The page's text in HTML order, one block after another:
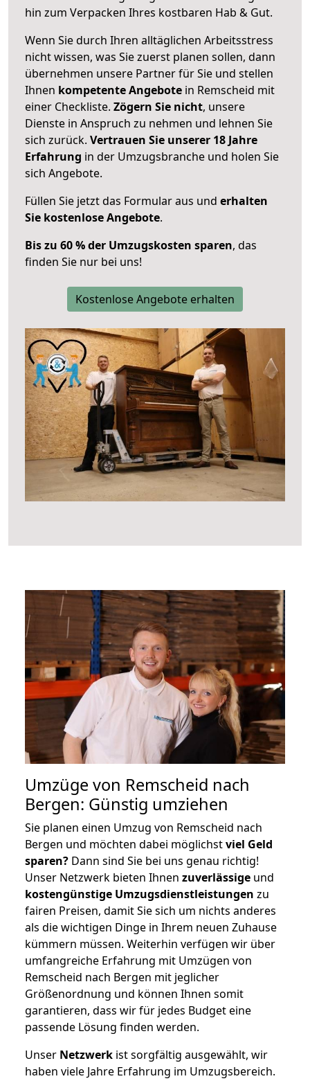
hin zum Verpacken Ihres kostbaren Hab & Gut.
Wenn Sie durch Ihren alltäglichen Arbeitsstress
nicht wissen, was Sie zuerst planen sollen, dann
übernehmen unsere Partner für Sie und stellen
Ihnen kompetente Angebote in Remscheid mit
einer Checkliste. Zögern Sie nicht, unsere
Dienste in Anspruch zu nehmen und lehnen Sie
sich zurück. Vertrauen Sie unserer 18 Jahre
Erfahrung in der Umzugsbranche und holen Sie
sich Angebote.
Füllen Sie jetzt das Formular aus und erhalten
Sie kostenlose Angebote.
Bis zu 60 % der Umzugskosten sparen, das
finden Sie nur bei uns!
Kostenlose Angebote erhalten
Umzüge von Remscheid nach
Bergen: Günstig umziehen
Sie planen einen Umzug von Remscheid nach
Bergen und möchten dabei möglichstviel Geld
sparen? Dann sind Sie bei uns genau richtig!
Unser Netzwerk bieten Ihnen zuverlässige und
kostengünstige Umzugsdienstleistungen zu
fairen Preisen, damit Sie sich um nichts anderes
als die wichtigen Dinge in Ihrem neuen Zuhause
kümmern müssen. Weiterhin verfügen wir über
umfangreiche Erfahrung mit Umzügen von
Remscheid nach Bergen mit jeglicher
Größenordnung und können Ihnen somit
garantieren, dass wir für jedes Budget eine
passende Lösung finden werden.
Unser Netzwerk ist sorgfältig ausgewählt, wir
haben viele Jahre Erfahrung im Umzugsbereich.